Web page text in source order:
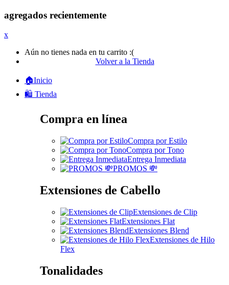
agregados recientemente
x
Aún no tienes nada en tu carrito :(
Volver a la Tienda
🏠Inicio
🛍️ Tienda
Compra en línea
Compra por Estilo
Compra por Tono
Entrega Inmediata
PROMOS 💸
Extensiones de Cabello
Extensiones de Clip
Extensiones Flat
Extensiones Blend
Extensiones de Hilo
Flex
Tonalidades